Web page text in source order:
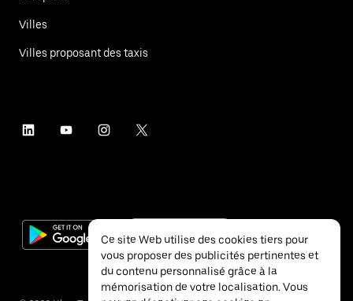
Villes
Villes proposant des taxis
Ce site Web utilise des cookies tiers pour
vous proposer des publicités pertinentes et
du contenu personnalisé grâce à la
mémorisation de votre localisation. Vous